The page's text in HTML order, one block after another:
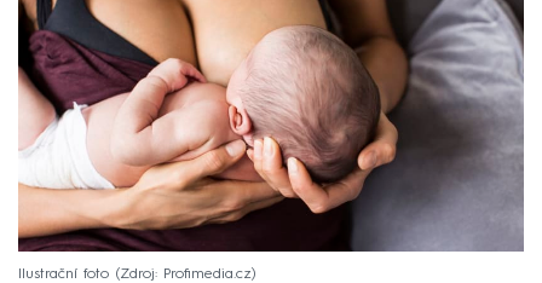
Ilustrační foto Zdroj: Profimedia.cz